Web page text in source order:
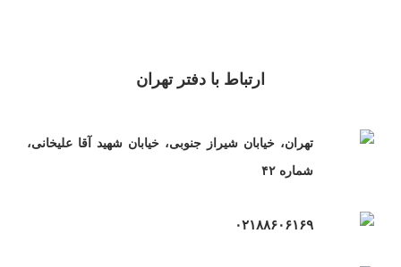
ارتباط با دفتر تهران
تهران، خیابان شیراز جنوبی، خیابان شهید آقا علیخانی،
شماره ۴۲
۰۲۱۸۸۶۰۶۱۶۹